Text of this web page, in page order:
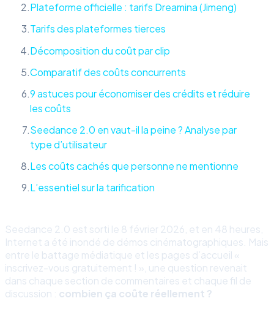
Plateforme officielle : tarifs Dreamina (Jimeng)
Tarifs des plateformes tierces
Décomposition du coût par clip
Comparatif des coûts concurrents
9 astuces pour économiser des crédits et réduire
les coûts
Seedance 2.0 en vaut-il la peine ? Analyse par
type d’utilisateur
Les coûts cachés que personne ne mentionne
L’essentiel sur la tarification
Seedance 2.0 est sorti le 8 février 2026, et en 48 heures,
Internet a été inondé de démos cinématographiques. Mais
entre le battage médiatique et les pages d’accueil «
inscrivez-vous gratuitement ! », une question revenait
dans chaque section de commentaires et chaque fil de
discussion : combien ça coûte réellement ?